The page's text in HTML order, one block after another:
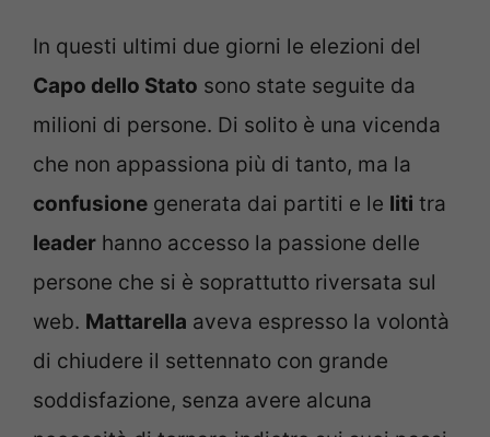
In questi ultimi due giorni le elezioni del
Capo dello Stato sono state seguite da
milioni di persone. Di solito è una vicenda
che non appassiona più di tanto, ma la
confusione generata dai partiti e le liti tra
leader hanno accesso la passione delle
persone che si è soprattutto riversata sul
web. Mattarella aveva espresso la volontà
di chiudere il settennato con grande
soddisfazione, senza avere alcuna